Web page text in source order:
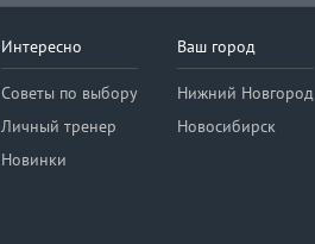
Интересно
Советы по выбору
Личный тренер
Новинки
Ваш город
Нижний Новгород
Новосибирск